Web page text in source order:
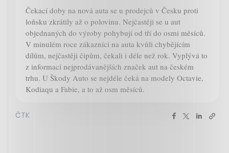
Čekací doby na nová auta se u prodejců v Česku proti
loňsku zkrátily až o polovinu. Nejčastěji se u aut
objednaných do výroby pohybují od tří do osmi měsíců.
V minulém roce zákazníci na auta kvůli chybějícím
dílům, nejčastěji čipům, čekali i déle než rok. Vyplývá to
z informací nejprodávanějších značek aut na českém
trhu. U Škody Auto se nejdéle čeká na modely Octavie,
Kodiaqu a Fabie, a to až osm měsíců.
ČTK